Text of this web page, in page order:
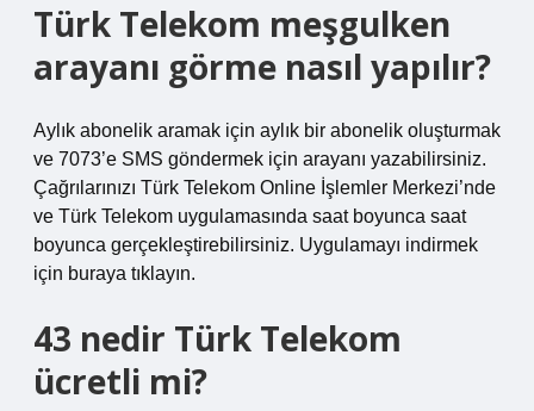
Türk Telekom meşgulken
arayanı görme nasıl yapılır?
Aylık abonelik aramak için aylık bir abonelik oluşturmak
ve 7073’e SMS göndermek için arayanı yazabilirsiniz.
Çağrılarınızı Türk Telekom Online İşlemler Merkezi’nde
ve Türk Telekom uygulamasında saat boyunca saat
boyunca gerçekleştirebilirsiniz. Uygulamayı indirmek
için buraya tıklayın.
43 nedir Türk Telekom
ücretli mi?